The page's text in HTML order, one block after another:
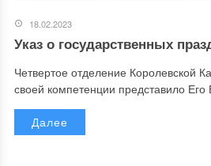
18.02.2023
Указ о государственных
Четвертое отделение Королевской
своей компетенции представило
Далее